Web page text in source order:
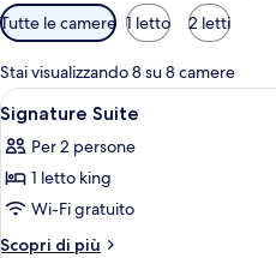
Filtri
disponibili
per
le
camere
Tutte le camere 1 letto 2 letti
Stai visualizzando 8 su 8 camere
Apri
tutte
le
foto
per
Signature
9
Signature Suite
Per 2 persone
1 letto king
Wi-Fi gratuito
Scopri di più
Altri